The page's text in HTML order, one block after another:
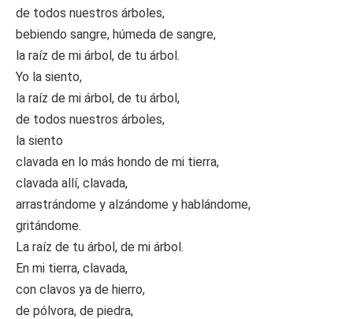
de todos nuestros árboles,
bebiendo sangre, húmeda de sangre,
la raíz de mi árbol, de tu árbol.
Yo la siento,
la raíz de mi árbol, de tu árbol,
de todos nuestros árboles,
la siento
clavada en lo más hondo de mi tierra,
clavada allí, clavada,
arrastrándome y alzándome y hablándome,
gritándome.
La raíz de tu árbol, de mi árbol.
En mi tierra, clavada,
con clavos ya de hierro,
de pólvora, de piedra,